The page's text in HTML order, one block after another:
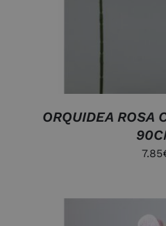
ORQUIDEA ROSA
7.85